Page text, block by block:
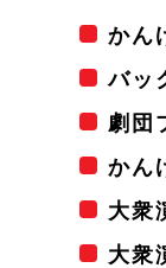
かん
バッ
劇団
かん
大衆
大衆